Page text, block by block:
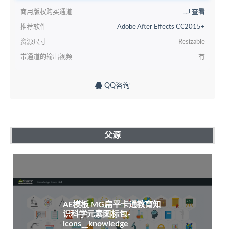
商用版权购买通道 查看
推荐软件 Adobe After Effects CC2015+
资源尺寸 Resizable
带通道的输出视频 有
QQ咨询
父源
AE模板 MG扁平卡通教育知
识科学元素图标包-
icons__knowledge